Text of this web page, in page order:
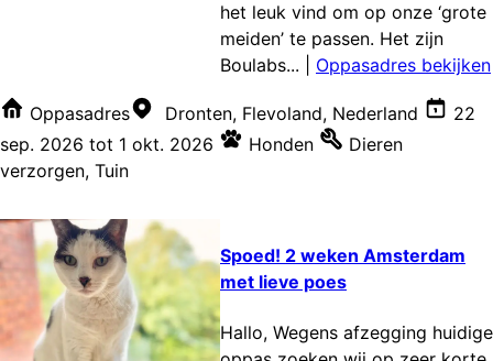
het leuk vind om op onze ‘grote
meiden’ te passen. Het zijn
Boulabs...
Oppasadres bekijken
Oppasadres Dronten, Flevoland, Nederland
22
sep. 2026 tot 1 okt. 2026 Honden
Dieren
verzorgen, Tuin
Spoed! 2 weken Amsterdam
met lieve poes
Hallo, Wegens afzegging huidige